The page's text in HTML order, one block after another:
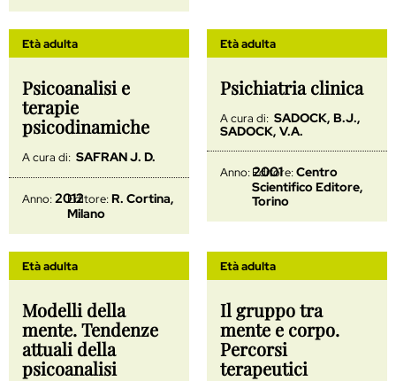
Età adulta
Psicoanalisi e
terapie
psicodinamiche
A cura di: SAFRAN J. D.
Anno:2012Editore:R. Cortina,
Milano
Età adulta
Psichiatria clinica
A cura di: SADOCK, B.J.,
SADOCK, V.A.
Anno:2001
Editore:Centro
Scientifico Editore,
Torino
Età adulta
Modelli della
mente. Tendenze
attuali della
psicoanalisi
Età adulta
Il gruppo tra
mente e corpo.
Percorsi
terapeutici